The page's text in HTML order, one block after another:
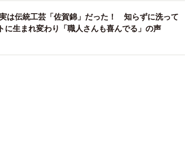
は伝統工芸「佐賀錦」だった！ 知らずに洗って
に生まれ変わり「職人さんも喜んでる」の声